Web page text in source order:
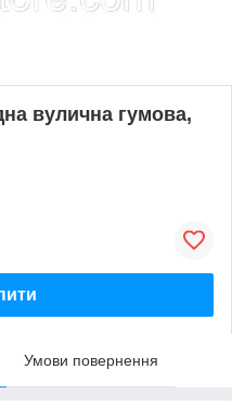
вулична гумова,
Умови повернення